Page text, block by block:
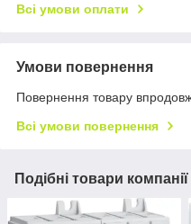
Всі умови оплати
Умови повернення
Повернення товару
Всі умови повернення
Подібні товари компанії